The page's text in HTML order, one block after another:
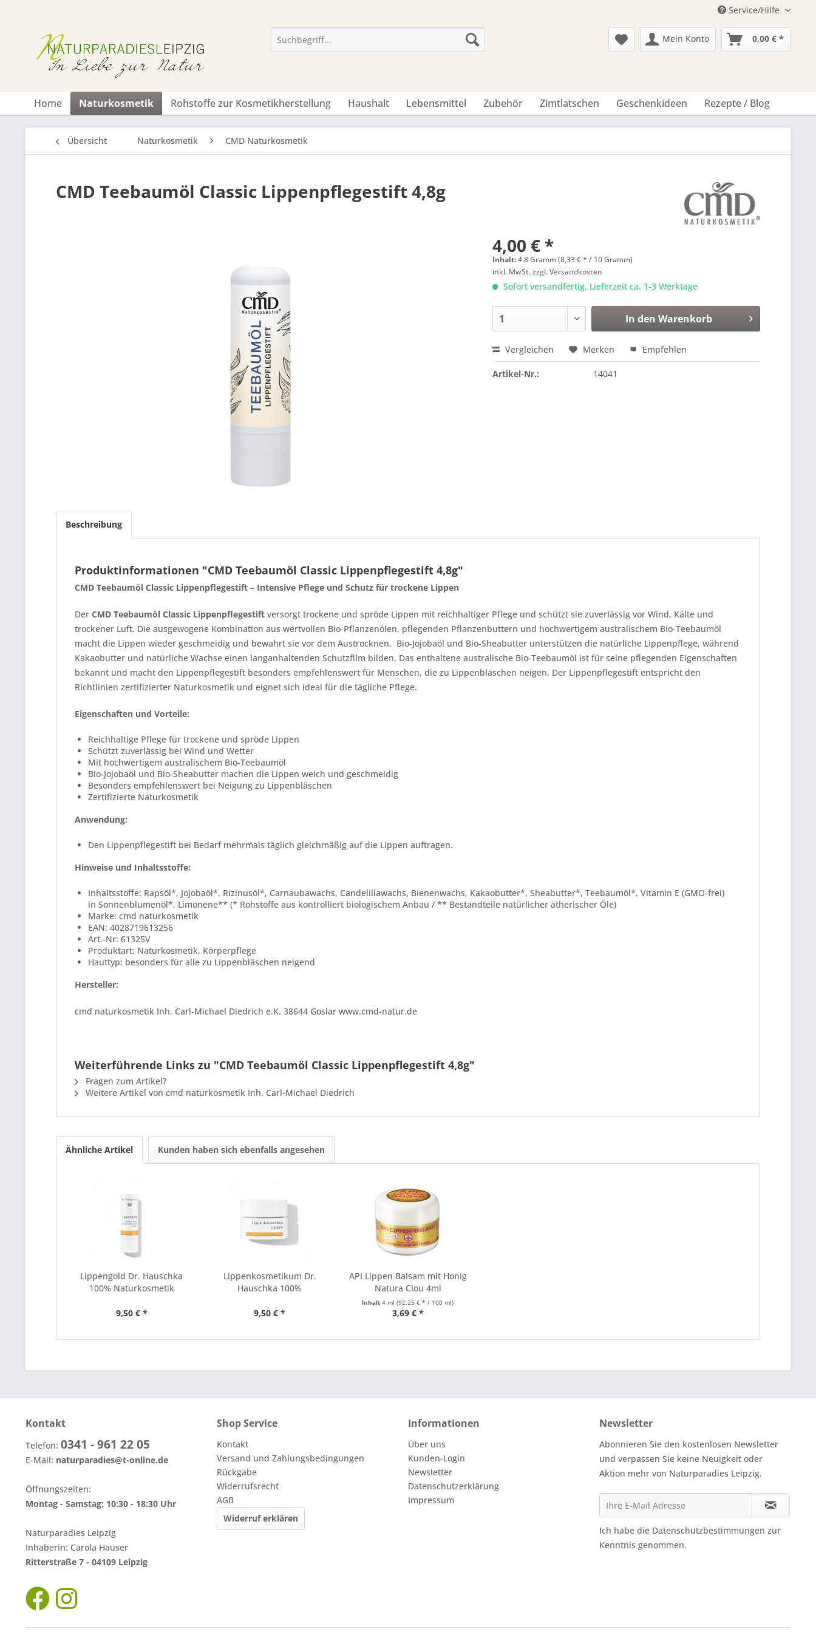
Service/Hilfe
Mein Konto 0,00 € *
Home Naturkosmetik Rohstoffe zur Kosmetikherstellung Haushalt Lebensmittel Zubehör Zimtlatschen Geschenkideen Rezepte / Blog
Übersicht Naturkosmetik CMD Naturkosmetik
CMD Teebaumöl Classic Lippenpflegestift 4,8g
4,00 € *
Inhalt:4.8 Gramm (8,33 € * / 10 Gramm)
inkl. MwSt.zzgl. Versandkosten
Sofort versandfertig, Lieferzeit ca. 1-3 Werktage
In den Warenkorb
Vergleichen Merken Empfehlen
Artikel-Nr.: 14041
Beschreibung
Produktinformationen "CMD Teebaumöl Classic Lippenpflegestift 4,8g"
CMD Teebaumöl Classic Lippenpflegestift – Intensive Pflege und Schutz für trockene Lippen
Der CMD Teebaumöl Classic Lippenpflegestift versorgt trockene und spröde Lippen mit reichhaltiger Pflege und schützt sie zuverlässig vor Wind, Kälte und
trockener Luft. Die ausgewogene Kombination aus wertvollen Bio-Pflanzenölen, pflegenden Pflanzenbuttern und hochwertigem australischem Bio-Teebaumöl
macht die Lippen wieder geschmeidig und bewahrt sie vor dem Austrocknen. Bio-Jojobaöl und Bio-Sheabutter unterstützen die natürliche Lippenpflege, während
Kakaobutter und natürliche Wachse einen langanhaltenden Schutzfilm bilden. Das enthaltene australische Bio-Teebaumöl ist für seine pflegenden Eigenschaften
bekannt und macht den Lippenpflegestift besonders empfehlenswert für Menschen, die zu Lippenbläschen neigen. Der Lippenpflegestift entspricht den
Richtlinien zertifizierter Naturkosmetik und eignet sich ideal für die tägliche Pflege.
Eigenschaften und Vorteile:
Reichhaltige Pflege für trockene und spröde Lippen
Schützt zuverlässig bei Wind und Wetter
Mit hochwertigem australischem Bio-Teebaumöl
Bio-Jojobaöl und Bio-Sheabutter machen die Lippen weich und geschmeidig
Besonders empfehlenswert bei Neigung zu Lippenbläschen
Zertifizierte Naturkosmetik
Anwendung:
Den Lippenpflegestift bei Bedarf mehrmals täglich gleichmäßig auf die Lippen auftragen.
Hinweise und Inhaltsstoffe:
Inhaltsstoffe: Rapsöl*, Jojobaöl*, Rizinusöl*, Carnaubawachs, Candelillawachs, Bienenwachs, Kakaobutter*, Sheabutter*, Teebaumöl*, Vitamin E (GMO-frei)
in Sonnenblumenöl*, Limonene** (* Rohstoffe aus kontrolliert biologischem Anbau / ** Bestandteile natürlicher ätherischer Öle)
Marke: cmd naturkosmetik
EAN: 4028719613256
Art.-Nr: 61325V
Produktart: Naturkosmetik, Körperpflege
Hauttyp: besonders für alle zu Lippenbläschen neigend
Hersteller:
cmd naturkosmetik Inh. Carl-Michael Diedrich e.K. 38644 Goslar www.cmd-natur.de
Weiterführende Links zu "CMD Teebaumöl Classic Lippenpflegestift 4,8g"
Fragen zum Artikel?
Weitere Artikel von cmd naturkosmetik Inh. Carl-Michael Diedrich
Ähnliche Artikel Kunden haben sich ebenfalls angesehen
Lippengold Dr. Hauschka
100% Naturkosmetik
9,50 € *
Lippenkosmetikum Dr.
Hauschka 100%
9,50 € *
API Lippen Balsam mit Honig
Natura Clou 4ml
Inhalt4 ml(92,25 € * / 100 ml)
3,69 € *
Kontakt
Telefon: 0341 - 961 22 05
E-Mail: naturparadies@t-online.de
Öffnungszeiten:
Montag - Samstag: 10:30 - 18:30 Uhr
Naturparadies Leipzig
Inhaberin: Carola Hauser
Ritterstraße 7 - 04109 Leipzig
Shop Service
Kontakt
Versand und Zahlungsbedingungen
Rückgabe
Widerrufsrecht
AGB
Widerruf erklären
Informationen
Über uns
Kunden-Login
Newsletter
Datenschutzerklärung
Impressum
Newsletter
Abonnieren Sie den kostenlosen Newsletter
und verpassen Sie keine Neuigkeit oder
Aktion mehr von Naturparadies Leipzig.
Ich habe die Datenschutzbestimmungen zur
Kenntnis genommen.